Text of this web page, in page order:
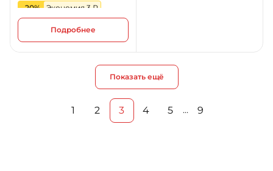
-20%
Экономия 3 ₽
Подробнее
Показать ещё
1 2 3 4 5 … 9